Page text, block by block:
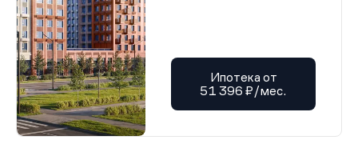
Ипотека от
51 396 ₽/мес.